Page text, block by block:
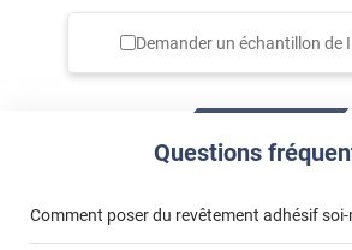
Demander un échantillon de
Questions
Comment poser du revêtement adhésif soi-